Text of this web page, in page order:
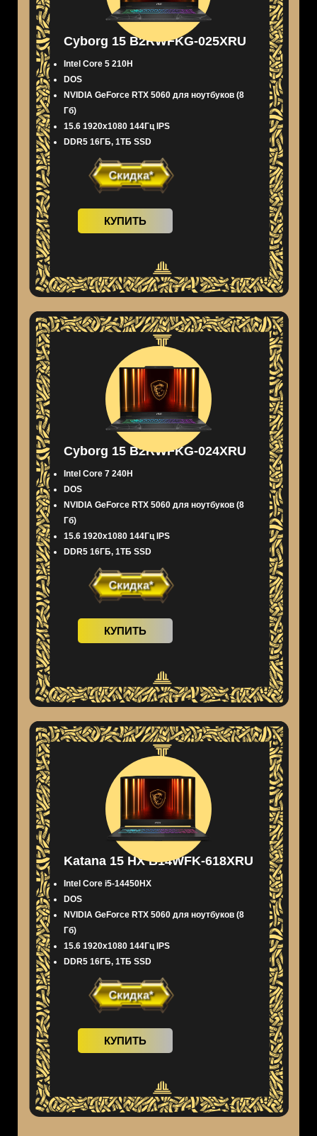
Cyborg 15 B2RWFKG-025XRU
Intel Core 5 210H
DOS
NVIDIA GeForce RTX 5060 для ноутбуков (8
Гб)
15.6 1920x1080 144Гц IPS
DDR5 16ГБ, 1ТБ SSD
Скидка*
КУПИТЬ
Cyborg 15 B2RWFKG-024XRU
Intel Core 7 240H
DOS
NVIDIA GeForce RTX 5060 для ноутбуков (8
Гб)
15.6 1920x1080 144Гц IPS
DDR5 16ГБ, 1ТБ SSD
Скидка*
КУПИТЬ
Katana 15 HX B14WFK-618XRU
Intel Core i5-14450HX
DOS
NVIDIA GeForce RTX 5060 для ноутбуков (8
Гб)
15.6 1920x1080 144Гц IPS
DDR5 16ГБ, 1ТБ SSD
Скидка*
КУПИТЬ